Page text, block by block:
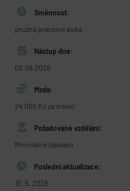
Směnnost:
pružná pracovní doba
Nástup dne:
02.06.2026
Mzda:
24 000 Kč za měsíc
Požadované vzdělání:
Minimálně základní
Poslední aktualizace:
10. 6. 2026